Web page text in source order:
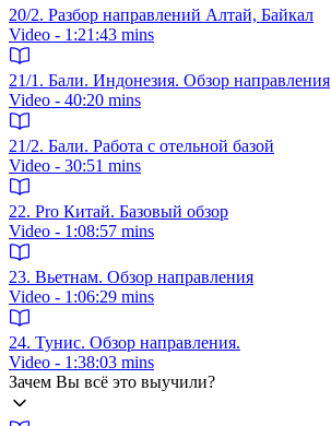
20/2. Разбор направлений Алтай, Байкал
Video - 1:21:43 mins
21/1. Бали. Индонезия. Обзор направления
Video - 40:20 mins
21/2. Бали. Работа с отельной базой
Video - 30:51 mins
22. Pro Китай. Базовый обзор
Video - 1:08:57 mins
23. Вьетнам. Обзор направления
Video - 1:06:29 mins
24. Тунис. Обзор направления.
Video - 1:38:03 mins
Зачем Вы всё это выучили?